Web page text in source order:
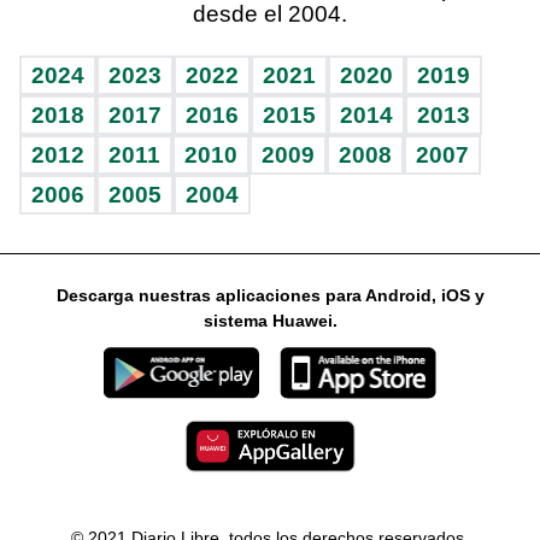
Vida y familia
Eñe
Celebrando la vida
Sin complejos
En pocas palabras
Escuchando al corazón
Economía Personal
Consulta Libre
BRV
TBT Deportivo
Más firmas
Guía del dinero
Horóscopos
desde el 2004.
2024 2023 2022 2021 2020
2019
2018
2017 2016 2015 2014
2013
2012
2011 2010 2009 2008
2007
2006
2005 2004
Descarga nuestras aplicaciones para Android, iOS y
sistema Huawei.